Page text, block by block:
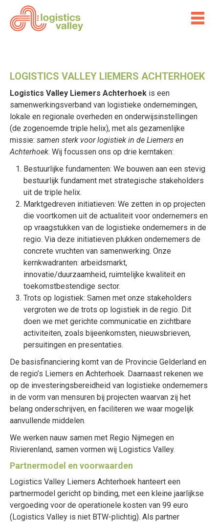
LOGISTICS VALLEY LIEMERS ACHTERHOEK
Logistics Valley Liemers Achterhoek is een
samenwerkingsverband van logistieke ondernemingen,
lokale en regionale overheden en onderwijsinstellingen
(de zogenoemde triple helix), met als gezamenlijke
missie: samen sterk voor logistiek in de Liemers en
Achterhoek. Wij focussen ons op drie kerntaken:
Bestuurlijke fundamenten: We bouwen aan een stevig
bestuurlijk fundament met strategische stakeholders
uit de triple helix.
Marktgedreven initiatieven: We zetten in op projecten
die voortkomen uit de actualiteit voor ondernemers en
op vraagstukken van de logistieke ondernemers in de
regio. Via deze initiatieven plukken ondernemers de
concrete vruchten van samenwerking. Onze
kernkwadranten: arbeidsmarkt,
innovatie/duurzaamheid, ruimtelijke kwaliteit en
toekomstbestendige sector.
Trots op logistiek: Samen met onze stakeholders
vergroten we de trots op logistiek in de regio. Dit
doen we met gerichte communicatie en zichtbare
activiteiten, zoals bijeenkomsten, nieuwsbrieven,
persuitingen en presentaties.
De basisfinanciering komt van de Provincie Gelderland en
de regio’s Liemers en Achterhoek. Daarnaast rekenen we
op de investeringsbereidheid van logistieke ondernemers
in de vorm van mensuren bij projecten waarvan zij het
belang onderschrijven, en faciliteren we waar mogelijk
aanvullende middelen.
We werken nauw samen met Regio Nijmegen en
Rivierenland, samen vormen wij Logistics Valley.
Partnermodel en voorwaarden
Logistics Valley Liemers Achterhoek hanteert een
partnermodel gericht op binding, met een kleine jaarlijkse
vergoeding voor de operationele kosten van 99 euro
(Logistics Valley is niet BTW-plichtig). Als partner